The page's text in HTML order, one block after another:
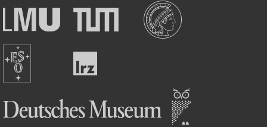
Ludwig-
Maximilians-
München
Technische
Universität
Institutionen
Europäische
Südsternwarte
Leibniz-
Rechenzentrum